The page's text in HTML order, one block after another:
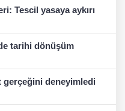
Tescil yasaya aykırı
tarihi dönüşüm
deneyimledi